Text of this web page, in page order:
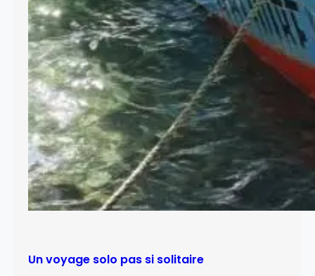
Un voyage solo pas si solitaire